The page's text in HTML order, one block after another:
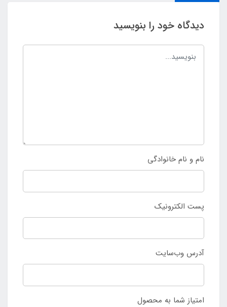
دیدگاه خود را بنویسید
نام و نام خانوادگی
پست الکترونیک
آدرس وب‌سایت
امتیاز شما به محصول